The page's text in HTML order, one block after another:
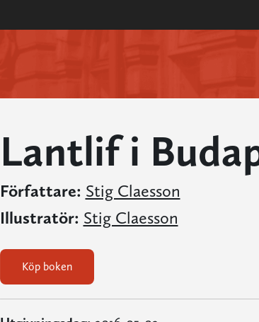
Lantlif i
Författare: Stig Claesson
Illustratör: Stig Claesson
Köp boken